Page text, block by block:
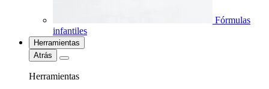
Fórmulas
infantiles
Herramientas
Atrás
Herramientas